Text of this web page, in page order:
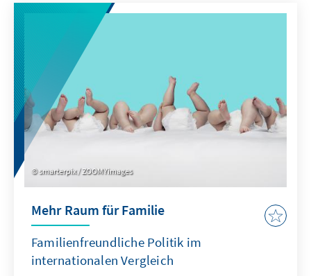
smarterpix / ZOOMYimages
Mehr Raum für Familie
Familienfreundliche Politik im
internationalen Vergleich